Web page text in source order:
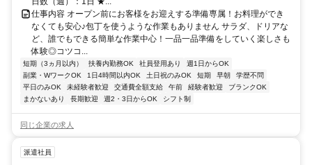
仕事内容 オープン前にお客様をお迎えする準備専属！お料理ができ
なくても安心♪包丁を使うような作業もありません サラダ、ドリアな
ど、誰でもできる簡単な作業中心！一品一品準備をしていく楽しさも
体験◎コツコ...
短期（3ヵ月以内） 扶養内勤務OK 社員登用あり
週1日からOK
副業・WワークOK
1日4時間以内OK 土日祝のみOK 短期 早朝
学歴不問
平日のみOK
未経験者歓迎 交通費全額支給 午前 経験者歓迎
ブランクOK
まかないあり
長期歓迎 週2・3日からOK シフト制
同じ企業の求人
派遣社員